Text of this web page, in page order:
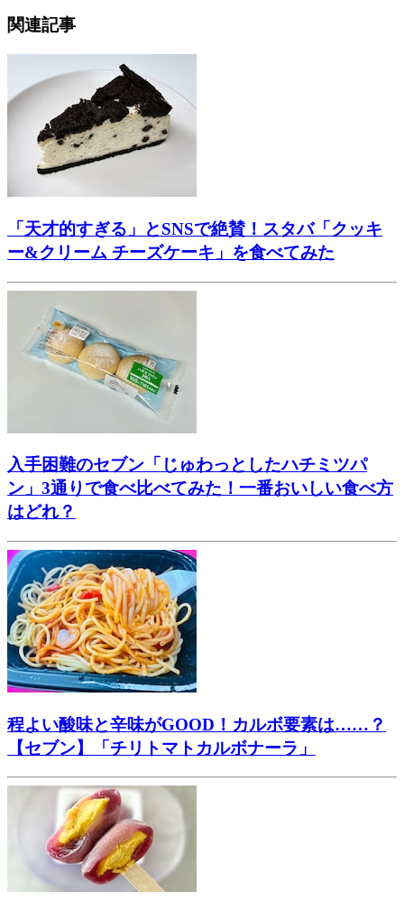
関連記事
「天才的すぎる」とSNSで絶賛！スタバ「クッキ
ー&クリーム チーズケーキ」を食べてみた
入手困難のセブン「じゅわっとしたハチミツパ
ン」3通りで食べ比べてみた！一番おいしい食べ方
はどれ？
程よい酸味と辛味がGOOD！カルボ要素は……？
【セブン】「チリトマトカルボナーラ」